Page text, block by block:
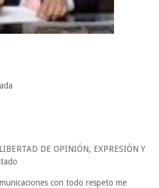
DE OPINIÓN, EXPRESIÓN Y
con todo respeto me